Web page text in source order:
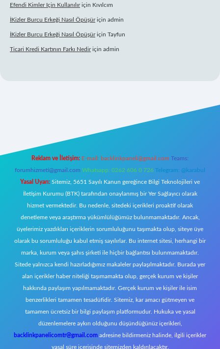
Efendi Kimler Için Kullanılıriçin Kıvılcım
İKizler Burcu Erkeği Nasıl Öpüşüriçin admin
İKizler Burcu Erkeği Nasıl Öpüşüriçin Tayfun
Ticari Kredi Kartının Farkı Nediriçin admin
Reklam ve İletişim: E-mail: backlinkpaneli@gmail.com Teams:
forumhizmeti@gmail.com Whatsapp: 0262 606 0 726 Telegram: @karabul
Yasal Uyarı: Sitemiz, 5651 Sayılı Kanun gereğince Bilgi Teknolojileri ve
İletişim Kurumu (BTK) tarafından onaylanmış bir Yer Sağlayıcı olarak
hizmet vermektedir. Bu nedenle, sitedeki içerikleri proaktif olarak
denetleme veya araştırma yükümlülüğümüz bulunmamaktadır. Ancak,
üyelerimiz yazdıkları içeriklerin sorumluluğunu taşımakta olup, siteye üye
olarak bu sorumluluğu kabul etmiş sayılırlar. Bu internet sitesi, herhangi bir
marka, kurum veya şahıs şirketi ile hiçbir bağlantısı bulunmamaktadır.
Sitede yalnızca kendi hazırladığımız makaleler paylaşılmaktadır. Burada yer
alan içerikler haber niteliği taşımamakta olup, gerçek kurum ve kişiler
hakkında paylaşım yapılmamaktadır. Gerçek kurum ve kişiler ile isim
benzerlikleri tamamen tesadüfidir. Sitemiz, kar amacı gütmeyen ve
tamamen ücretsiz bir bilgi paylaşım platformudur. Hukuka ve yasal
düzenlemelere aykırı olduğunu düşündüğünüz içerikleri,
backlinkpanelicomtr@gmail.com adresine bildirmeniz halinde, ilgili içerikler
yasal süre içerisinde sitemizden kaldırılacaktır.